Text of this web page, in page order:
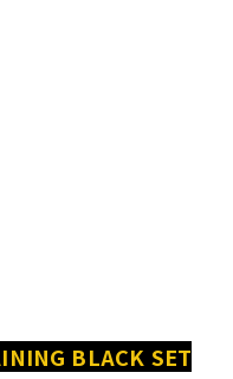
BLACK SET